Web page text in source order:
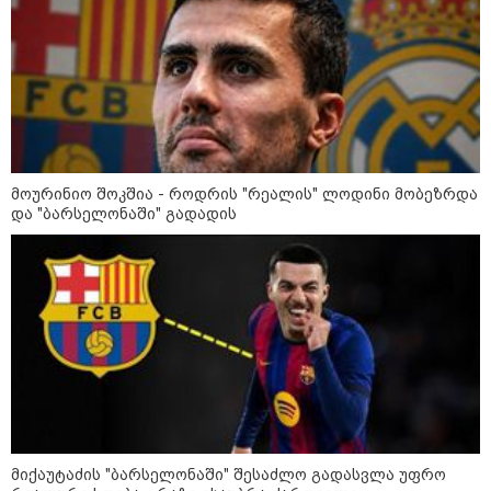
მიწოდება, რომ მასწავლებელი
სექსუალურად ავიწროებდა,
ფაქტობრივად, წაქეზება იყო" -
პროკურორი
კატეგორიის ყველა სიახლე
კატეგორიები
მოურინიო შოკშია - როდრის "რეალის" ლოდინი მობეზრდა
და "ბარსელონაში" გადადის
მიქაუტაძის "ბარსელონაში" შესაძლო გადასვლა უფრო